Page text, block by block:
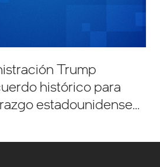
Trump
histórico para
estadounidense